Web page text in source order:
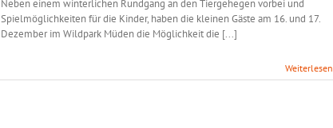
Neben einem winterlichen Rundgang an den Tiergehegen vorbei und
Spielmöglichkeiten für die Kinder, haben die kleinen Gäste am 16. und 17.
Dezember im Wildpark Müden die Möglichkeit die [...]
Weiterlesen